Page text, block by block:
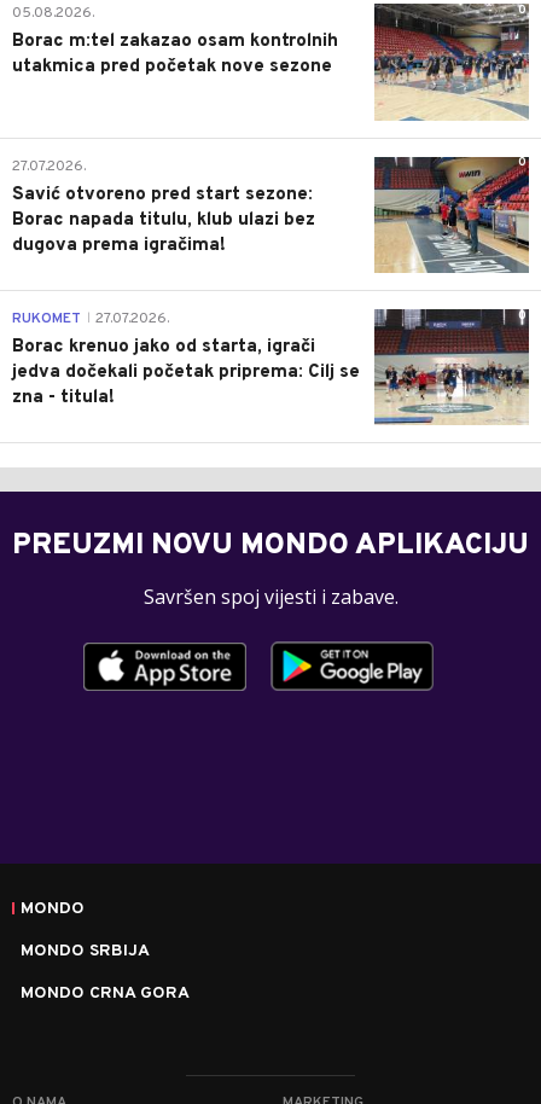
0
05.08.2026.
Borac m:tel zakazao osam kontrolnih
utakmica pred početak nove sezone
0
27.07.2026.
Savić otvoreno pred start sezone:
Borac napada titulu, klub ulazi bez
dugova prema igračima!
0
RUKOMET 27.07.2026.
Borac krenuo jako od starta, igrači
jedva dočekali početak priprema: Cilj se
zna - titula!
PREUZMI NOVU MONDO APLIKACIJU
Savršen spoj vijesti i zabave.
MONDO
MONDO SRBIJA
MONDO CRNA GORA